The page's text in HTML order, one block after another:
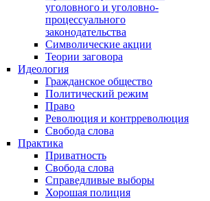
уголовного и уголовно-
процессуального
законодательства
Символические акции
Теории заговора
Идеология
Гражданское общество
Политический режим
Право
Революция и контрреволюция
Свобода слова
Практика
Приватность
Свобода слова
Справедливые выборы
Хорошая полиция